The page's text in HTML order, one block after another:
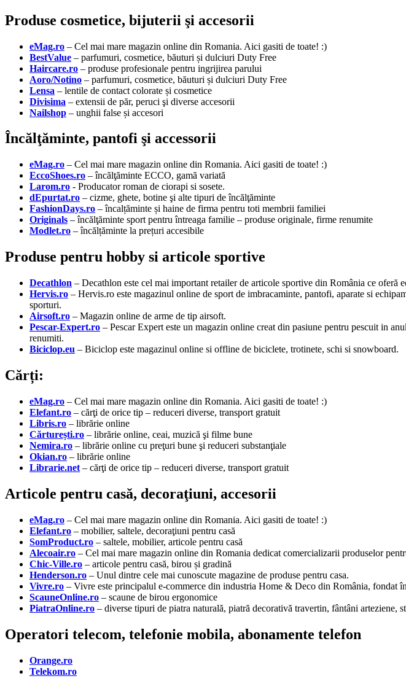
Produse cosmetice, bijuterii şi accesorii
eMag.ro – Cel mai mare magazin online din Romania. Aici gasiti de toate! :)
BestValue – parfumuri, cosmetice, băuturi și dulciuri Duty Free
Haircare.ro – produse profesionale pentru ingrijirea parului
Aoro/Notino – parfumuri, cosmetice, băuturi și dulciuri Duty Free
Lensa – lentile de contact colorate și cosmetice
Divisima – extensii de păr, peruci şi diverse accesorii
Nailshop – unghii false și accesori
Încălţăminte, pantofi şi accessorii
eMag.ro – Cel mai mare magazin online din Romania. Aici gasiti de toate! :)
EccoShoes.ro – încălţăminte ECCO, gamă variată
Larom.ro - Producator roman de ciorapi si sosete.
dEpurtat.ro – cizme, ghete, botine şi alte tipuri de încălţăminte
FashionDays.ro – încalțăminte și haine de firma pentru toti membrii familiei
Originals – încălţăminte sport pentru întreaga familie – produse originale, firme renumite
Modlet.ro – încălțăminte la prețuri accesibile
Produse pentru hobby si articole sportive
Decathlon – Decathlon este cel mai important retailer de articole sportive din România ce
Hervis.ro – Hervis.ro este magazinul online de sport de imbracaminte, pantofi, aparate si
sporturi.
Airsoft.ro – Magazin online de arme de tip airsoft.
Pescar-Expert.ro – Pescar Expert este un magazin online creat din pasiune pentru pescuit in
renumiti.
Biciclop.eu – Biciclop este magazinul online si offline de biciclete, trotinete, schi si snowboard.
Cărți:
eMag.ro – Cel mai mare magazin online din Romania. Aici gasiti de toate! :)
Elefant.ro – cărţi de orice tip – reduceri diverse, transport gratuit
Libris.ro – librărie online
Cărturești.ro – librărie online, ceai, muzică şi filme bune
Nemira.ro – librărie online cu preţuri bune şi reduceri substanţiale
Okian.ro – librărie online
Librarie.net – cărţi de orice tip – reduceri diverse, transport gratuit
Articole pentru casă, decoraţiuni, accesorii
eMag.ro – Cel mai mare magazin online din Romania. Aici gasiti de toate! :)
Elefant.ro – mobilier, saltele, decoraţiuni pentru casă
SomProduct.ro – saltele, mobilier, articole pentru casă
Alecoair.ro – Cel mai mare magazin online din Romania dedicat comercializarii produselor
Chic-Ville.ro – articole pentru casă, birou și gradină
Henderson.ro – Unul dintre cele mai cunoscute magazine de produse pentru casa.
Vivre.ro – Vivre este principalul e-commerce din industria Home & Deco din România, fondat
ScauneOnline.ro – scaune de birou ergonomice
PiatraOnline.ro – diverse tipuri de piatra naturală, piatră decorativă travertin, fântâni arteziene,
Operatori telecom, telefonie mobila, abonamente telefon
Orange.ro
Telekom.ro